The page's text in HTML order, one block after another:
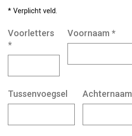
* Verplicht veld.
Voorletters
*
Voornaam *
Tussenvoegsel Achternaam